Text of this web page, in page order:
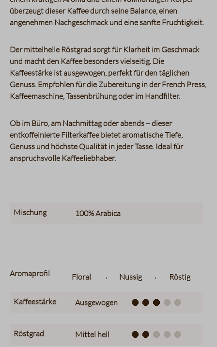
überzeugt dieser Kaffee durch seine Balance, einen
angenehmen Nachgeschmack und eine sanfte Fruchtigkeit.
Der mittelhelle Röstgrad sorgt für Klarheit im Geschmack
und macht den Kaffee besonders vielseitig. Die
Kaffeestärke ist ausgewogen, perfekt für den täglichen
Genuss. Empfohlen für die Zubereitung in der French Press,
Kaffeemaschine, Tassenbrühung oder im Handfilter.
Ob im Büro, am Nachmittag oder abends – dieser
entkoffeinierte Filterkaffee bietet aromatische Tiefe,
Genuss und höchste Qualität in jeder Tasse. Ideal für
anspruchsvolle Kaffeeliebhaber.
Mischung 100%Arabica
Aromaprofil Floral , Nussig , Röstig
Kaffeestärke Ausgewogen
Röstgrad Mittel hell